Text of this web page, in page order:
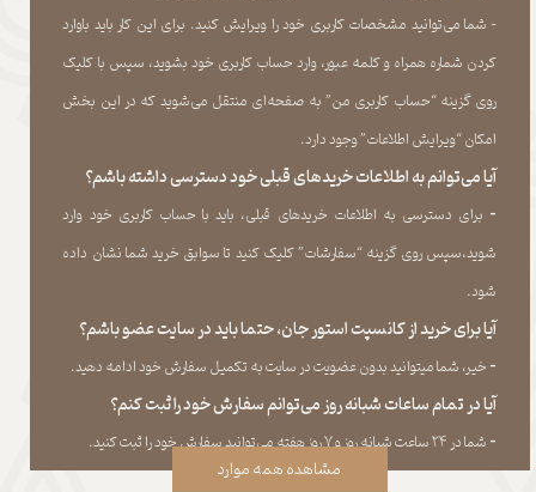
- شما می‏‌توانید مشخصات کاربری خود را ویرایش کنید. برای این کار باید باوارد
کردن شماره همراه و کلمه عبور، وارد حساب کاربری خود بشوید، سپس با کلیک
روی گزینه “حساب کاربری من” به صفحه‏‌ای منتقل می‏‌شوید که در این بخش
امکان “ویرایش اطلاعات” وجود دارد.​​​​​​​
آیا می‌‏توانم به اطلاعات خریدهای قبلی خود دسترسی داشته باشم؟
​​​​​​​- برای دسترسی به اطلاعات خریدهای قبلی، باید با حساب کاربری خود وارد
شوید،سپس روی گزینه “سفارشات” کلیک کنید تا سوابق خرید شما نشان داده
‏شود.​​​​​​​
آیا برای خرید از کانسپت استور جان، حتما باید در سایت عضو باشم؟
​​​​​​​- خیر، شما میتوانید بدون عضویت در سایت به تکمیل سفارش خود ادامه دهید.​​​​​​​
آیا در تمام ساعات شبانه روز می‌توانم سفارش خود را ثبت کنم؟
​​​​​​​​​​​​​​- شما در ۲۴ ساعت شبانه روز و ۷ روز هفته می‌‏توانید سفارش خود را ثبت کنید.
مشاهده همه موارد